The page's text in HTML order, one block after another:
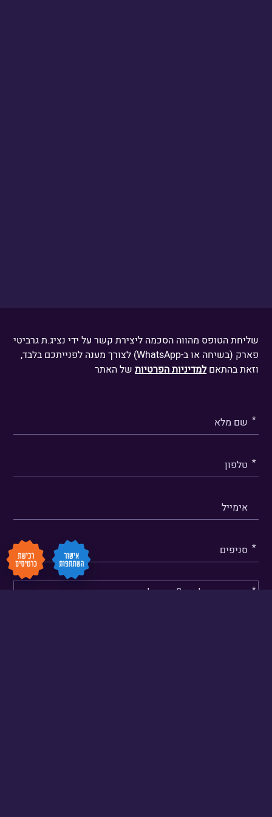
שליחת הטופס מהווה הסכמה ליצירת קשר על ידי נציג.ת גרביטי
פארק (בשיחה או ב-WhatsApp) לצורך מענה לפנייתכם בלבד,
וזאת בהתאםלמדיניות הפרטיותשל האתר
אנא
מלאו
טופס
-
דברו